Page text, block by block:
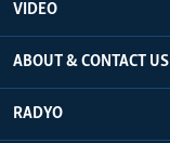
VIDEO
ABOUT & CONTACT US
RADYO